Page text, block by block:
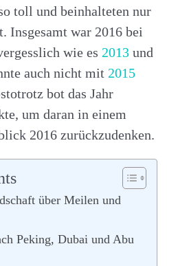
toll und beinhalteten nur
Insgesamt war 2016 bei
wie es 2013 und
auch nicht mit 2015
bot das Jahr
um daran in einem
2016 zurückzudenken.
über Meilen und
Peking, Dubai und Abu